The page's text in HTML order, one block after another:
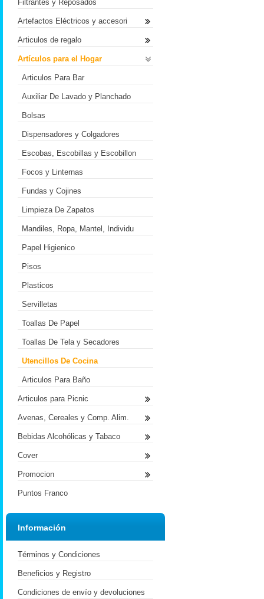
Filtrantes y Reposados
Artefactos Eléctricos y accesori
Articulos de regalo
Artículos para el Hogar
Articulos Para Bar
Auxiliar De Lavado y Planchado
Bolsas
Dispensadores y Colgadores
Escobas, Escobillas y Escobillon
Focos y Linternas
Fundas y Cojines
Limpieza De Zapatos
Mandiles, Ropa, Mantel, Individu
Papel Higienico
Pisos
Plasticos
Servilletas
Toallas De Papel
Toallas De Tela y Secadores
Utencillos De Cocina
Articulos Para Baño
Articulos para Picnic
Avenas, Cereales y Comp. Alim.
Bebidas Alcohólicas y Tabaco
Cover
Promocion
Puntos Franco
Información
Términos y Condiciones
Beneficios y Registro
Condiciones de envío y devoluciones